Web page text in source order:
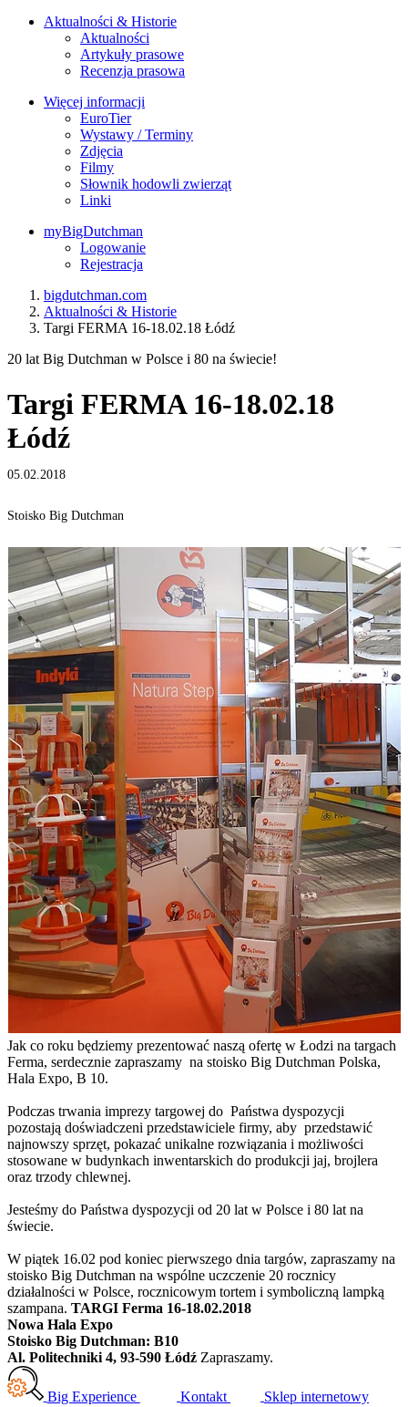
Aktualności & Historie
Aktualności
Artykuły prasowe
Recenzja prasowa
Więcej informacji
EuroTier
Wystawy / Terminy
Zdjęcia
Filmy
Słownik hodowli zwierząt
Linki
myBigDutchman
Logowanie
Rejestracja
bigdutchman.com
Aktualności & Historie
Targi FERMA 16-18.02.18 Łódź
20 lat Big Dutchman w Polsce i 80 na świecie!
Targi FERMA 16-18.02.18
Łódź
05.02.2018
Stoisko Big Dutchman
Jak co roku będziemy prezentować naszą ofertę w Łodzi na targach
Ferma, serdecznie zapraszamy na stoisko Big Dutchman Polska,
Hala Expo, B 10.
Podczas trwania imprezy targowej do Państwa dyspozycji
pozostają doświadczeni przedstawiciele firmy, aby przedstawić
najnowszy sprzęt, pokazać unikalne rozwiązania i możliwości
stosowane w budynkach inwentarskich do produkcji jaj, brojlera
oraz trzody chlewnej.
Jesteśmy do Państwa dyspozycji od 20 lat w Polsce i 80 lat na
świecie.
W piątek 16.02 pod koniec pierwszego dnia targów, zapraszamy na
stoisko Big Dutchman na wspólne uczczenie 20 rocznicy
działalności w Polsce, rocznicowym tortem i symboliczną lampką
szampana. TARGI Ferma 16-18.02.2018
Nowa Hala Expo
Stoisko Big Dutchman: B10
Al. Politechniki 4, 93-590 Łódź Zapraszamy.
Big Experience Kontakt Sklep internetowy